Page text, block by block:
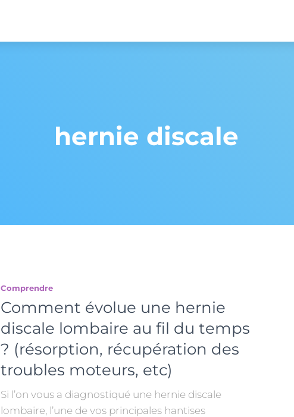
hernie discale
Comprendre
Comment évolue une hernie
discale lombaire au fil du temps
? (résorption, récupération des
troubles moteurs, etc)
Si l’on vous a diagnostiqué une hernie discale
lombaire, l’une de vos principales hantises